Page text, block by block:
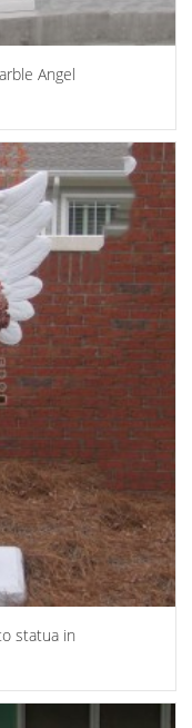
Angel
statua in